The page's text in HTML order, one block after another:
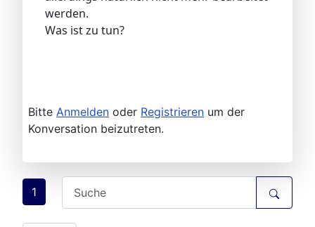
werden.
Was ist zu tun?
Bitte Anmelden oder Registrieren um der
Konversation beizutreten.
1